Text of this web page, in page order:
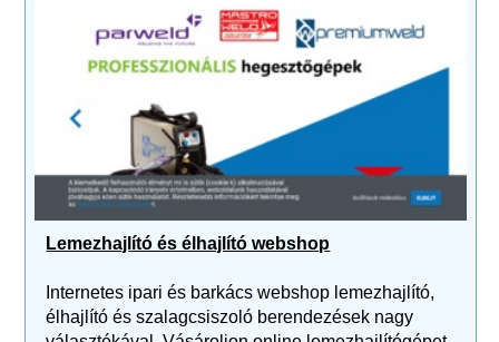
Lemezhajlító és élhajlító webshop
Internetes ipari és barkács webshop lemezhajlító,
élhajlító és szalagcsiszoló berendezések nagy